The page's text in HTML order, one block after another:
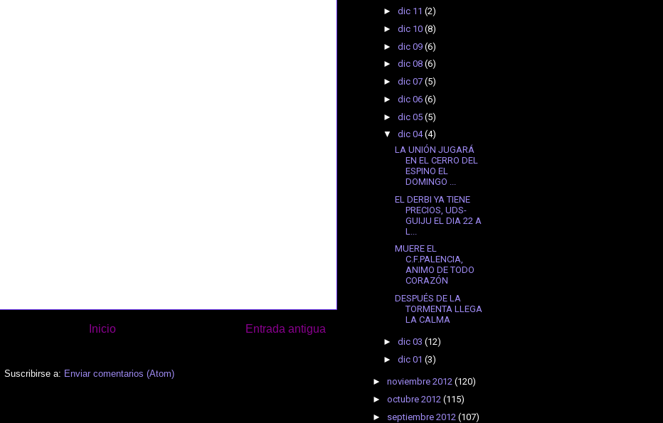
Entrada antigua
Inicio
Suscribirse a: Enviar comentarios (Atom)
►dic 11(2)
►dic 10(8)
►dic 09(6)
►dic 08(6)
►dic 07(5)
►dic 06(6)
►dic 05(5)
▼dic 04(4)
LA UNIÓN JUGARÁ
EN EL CERRO DEL
ESPINO EL
DOMINGO ...
EL DERBI YA TIENE
PRECIOS, UDS-
GUIJU EL DIA 22 A
L...
MUERE EL
C.F.PALENCIA,
ANIMO DE TODO
CORAZÓN
DESPUÉS DE LA
TORMENTA LLEGA
LA CALMA
►dic 03(12)
►dic 01(3)
► noviembre 2012 (120)
► octubre 2012 (115)
► septiembre 2012 (107)